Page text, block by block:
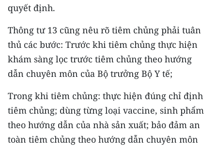
VỀ BÁO NHÂN DÂN
THỜI NAY
NHÂN DÂN HẰNG THÁNG
MUA BÁO
ĐỌC BÁO IN
quyết định.
Thông tư 13 cũng nêu rõ tiêm chủng phải tuân
thủ các bước: Trước khi tiêm chủng thực hiện
khám sàng lọc trước tiêm chủng theo hướng
dẫn chuyên môn của Bộ trưởng Bộ Y tế;
Trong khi tiêm chủng: thực hiện đúng chỉ định
tiêm chủng; dùng từng loại vaccine, sinh phẩm
theo hướng dẫn của nhà sản xuất; bảo đảm an
toàn tiêm chủng theo hướng dẫn chuyên môn